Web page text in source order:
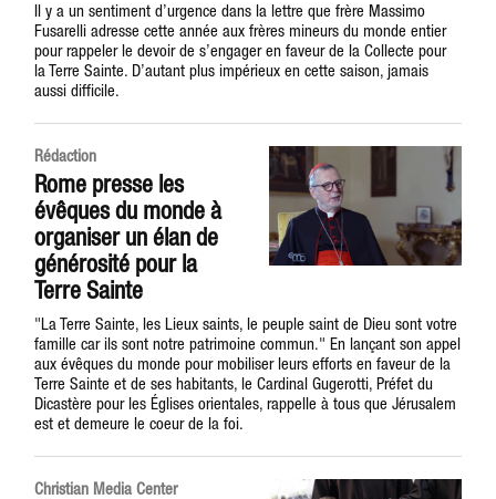
Il y a un sentiment d’urgence dans la lettre que frère Massimo
Fusarelli adresse cette année aux frères mineurs du monde entier
pour rappeler le devoir de s’engager en faveur de la Collecte pour
la Terre Sainte. D’autant plus impérieux en cette saison, jamais
aussi difficile.
Rédaction
Rome presse les
évêques du monde à
organiser un élan de
générosité pour la
Terre Sainte
"La Terre Sainte, les Lieux saints, le peuple saint de Dieu sont votre
famille car ils sont notre patrimoine commun." En lançant son appel
aux évêques du monde pour mobiliser leurs efforts en faveur de la
Terre Sainte et de ses habitants, le Cardinal Gugerotti, Préfet du
Dicastère pour les Églises orientales, rappelle à tous que Jérusalem
est et demeure le coeur de la foi.
Christian Media Center